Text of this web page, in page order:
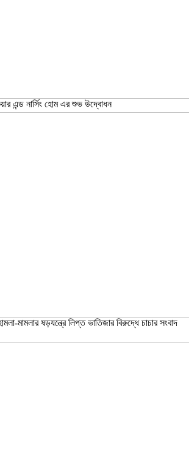
এন্ড নার্সিং হোম এর শুভ উদ্বোধন
মামলার ষড়যন্ত্রে লিপ্ত ভাতিজার বিরুদ্ধে চাচার সংবাদ